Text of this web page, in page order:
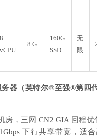
8
vCPU
8 G
160G
SSD
无
限
器（英特尔®至强®第四
房，三网 CN2 GIA 回程优
下行共享带宽，适